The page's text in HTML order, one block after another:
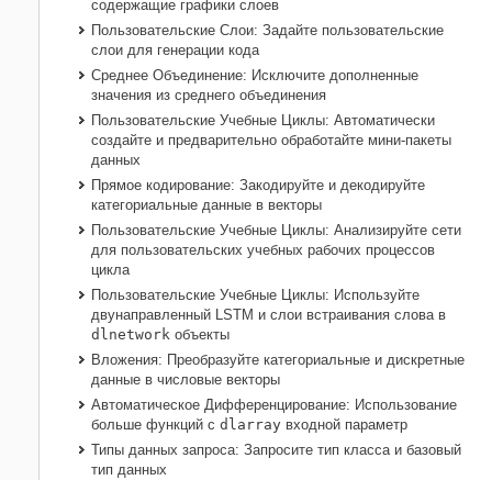
содержащие графики слоев
Пользовательские Слои: Задайте пользовательские
слои для генерации кода
Среднее Объединение: Исключите дополненные
значения из среднего объединения
Пользовательские Учебные Циклы: Автоматически
создайте и предварительно обработайте мини-пакеты
данных
Прямое кодирование: Закодируйте и декодируйте
категориальные данные в векторы
Пользовательские Учебные Циклы: Анализируйте сети
для пользовательских учебных рабочих процессов
цикла
Пользовательские Учебные Циклы: Используйте
двунаправленный LSTM и слои встраивания слова в
dlnetwork объекты
Вложения: Преобразуйте категориальные и дискретные
данные в числовые векторы
Автоматическое Дифференцирование: Использование
больше функций с dlarray входной параметр
Типы данных запроса: Запросите тип класса и базовый
тип данных